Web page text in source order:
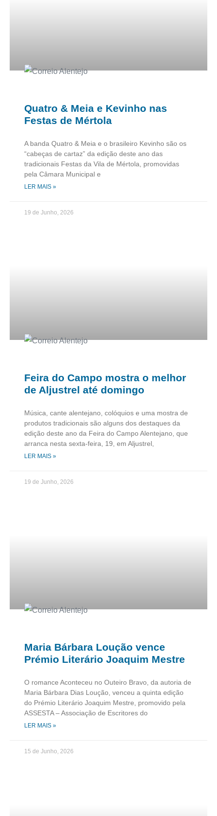
Quatro & Meia e Kevinho nas
Festas de Mértola
A banda Quatro & Meia e o brasileiro Kevinho são os
“cabeças de cartaz” da edição deste ano das
tradicionais Festas da Vila de Mértola, promovidas
pela Câmara Municipal e
LER MAIS »
19 de Junho, 2026
Feira do Campo mostra o melhor
de Aljustrel até domingo
Música, cante alentejano, colóquios e uma mostra de
produtos tradicionais são alguns dos destaques da
edição deste ano da Feira do Campo Alentejano, que
arranca nesta sexta-feira, 19, em Aljustrel,
LER MAIS »
19 de Junho, 2026
Maria Bárbara Loução vence
Prémio Literário Joaquim Mestre
O romance Aconteceu no Outeiro Bravo, da autoria de
Maria Bárbara Dias Loução, venceu a quinta edição
do Prémio Literário Joaquim Mestre, promovido pela
ASSESTA – Associação de Escritores do
LER MAIS »
15 de Junho, 2026